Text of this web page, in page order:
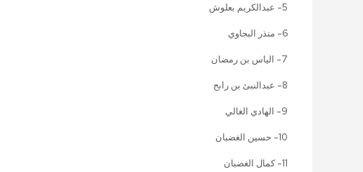
5- عبدالكريم بعلوش
6- منذر البجاوي
7- الياس بن رمضان
8- عبدالنبئ بن رابح
9- الهادي الغالي
10- حسين الغضبان
11- كمال الغضبان